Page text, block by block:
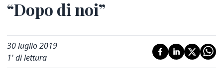
“Dopo di noi”
30 luglio 2019
1' di lettura